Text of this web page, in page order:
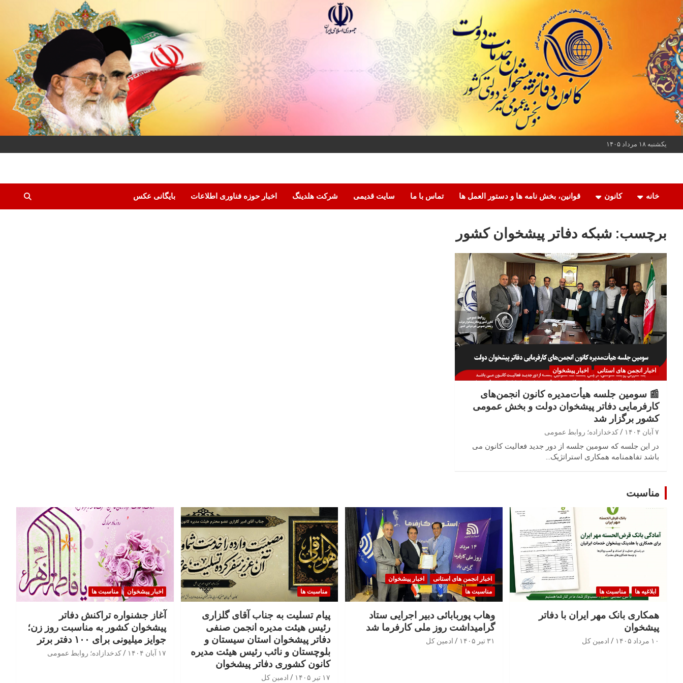
به
محتوا
بروید
یکشنبه ۱۸ مرداد ۱۴۰۵
کانون دفاتر پیشخوان
خانه کانون قوانین، بخش نامه ها و دستور العمل ها تماس با ما سایت قدیمی شرکت هلدینگ اخبار حوزه فناوری اطلاعات بایگانی عکس
برچسب: شبکه دفاتر پیشخوان کشور
اخبار انجمن های استانی اخبار پیشخوان
📰 سومین جلسه هیأت‌مدیره کانون انجمن‌های
کارفرمایی دفاتر پیشخوان دولت و بخش عمومی
کشور برگزار شد
۷ آبان ۱۴۰۴ کدخدازاده؛ روابط عمومی
در این جلسه که سومین جلسه از دور جدید فعالیت کانون می
باشد تفاهمنامه همکاری استراتژیک…
مناسبت
ابلاغیه ها مناسبت ها
همکاری بانک مهر ایران با دفاتر
پیشخوان
۱۰ مرداد ۱۴۰۵ ادمین کل
اخبار انجمن های استانی
اخبار پیشخوان
مناسبت ها
وهاب پوربابائی دبیر اجرایی ستاد
گرامیداشت روز ملی کارفرما شد
۳۱ تیر ۱۴۰۵ ادمین کل
مناسبت ها
پیام تسلیت به جناب آقای گلزاری
رئیس هیئت مدیره انجمن صنفی
دفاتر پیشخوان استان سیستان و
بلوچستان و نائب رئیس هیئت مدیره
کانون کشوری دفاتر پیشخوان
۱۷ تیر ۱۴۰۵ ادمین کل
اخبار پیشخوان مناسبت ها
آغاز جشنواره تراکنش دفاتر
پیشخوان کشور به مناسبت روز زن؛
جوایز میلیونی برای ۱۰۰ دفتر برتر
۱۷ آبان ۱۴۰۴ کدخدازاده؛ روابط عمومی